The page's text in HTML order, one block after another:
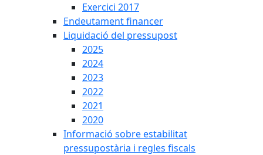
Exercici 2017
Endeutament financer
Liquidació del pressupost
2025
2024
2023
2022
2021
2020
Informació sobre estabilitat
pressupostària i regles fiscals